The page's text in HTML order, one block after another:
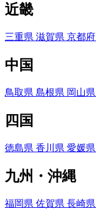
近畿
三重県 滋賀県 京都府
中国
鳥取県 島根県 岡山県
四国
徳島県 香川県 愛媛県
九州・沖縄
福岡県 佐賀県 長崎県